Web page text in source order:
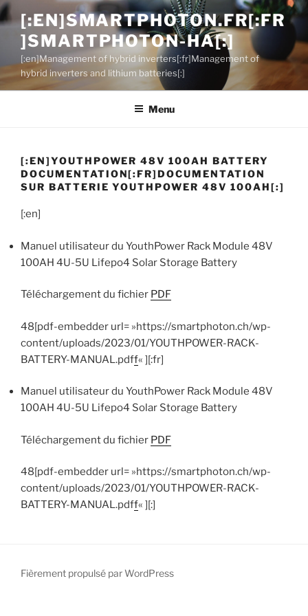
Aller
au
contenu
principal
[:EN]SMARTPHOTON.FR[:FR
]SMARTPHOTON-HA[:]
[:en]Management of hybrid inverters[:fr]Management of
hybrid inverters and lithium batteries[:]
Menu
[:EN]YOUTHPOWER 48V 100AH BATTERY
DOCUMENTATION[:FR]DOCUMENTATION
SUR BATTERIE YOUTHPOWER 48V 100AH[:]
[:en]
Manuel utilisateur du YouthPower Rack Module 48V
100AH 4U-5U Lifepo4 Solar Storage Battery
Téléchargement du fichier PDF
48[pdf-embedder url= »https://smartphoton.ch/wp-
content/uploads/2023/01/YOUTHPOWER-RACK-
BATTERY-MANUAL.pdff« ][:fr]
Manuel utilisateur du YouthPower Rack Module 48V
100AH 4U-5U Lifepo4 Solar Storage Battery
Téléchargement du fichier PDF
48[pdf-embedder url= »https://smartphoton.ch/wp-
content/uploads/2023/01/YOUTHPOWER-RACK-
BATTERY-MANUAL.pdff« ][:]
Fièrement propulsé par WordPress